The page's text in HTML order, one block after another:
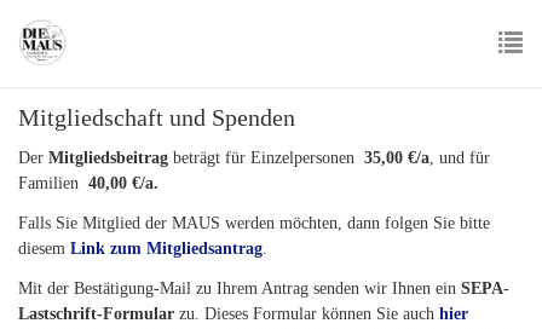
main
Mitgliedschaft und Spenden
Der Mitgliedsbeitrag beträgt für Einzelpersonen 35,00 €/a, und für
Familien 40,00 €/a.
Falls Sie Mitglied der MAUS werden möchten, dann folgen Sie bitte
diesem Link zum Mitgliedsantrag.
Mit der Bestätigung-Mail zu Ihrem Antrag senden wir Ihnen ein SEPA-
Lastschrift-Formular zu. Dieses Formular können Sie auch hier